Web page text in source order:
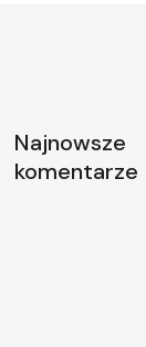
Najnowsze
komentarze